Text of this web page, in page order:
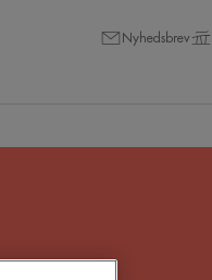
Nyhedsbrev